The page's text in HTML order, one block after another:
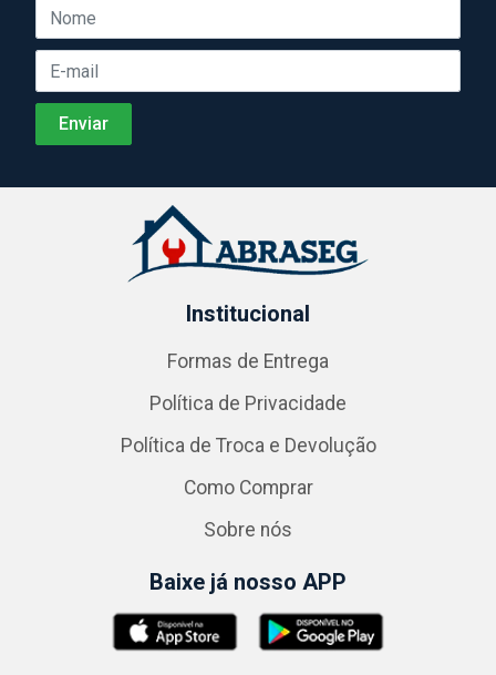
Institucional
Formas de Entrega
Política de Privacidade
Política de Troca e Devolução
Como Comprar
Sobre nós
Baixe já nosso APP